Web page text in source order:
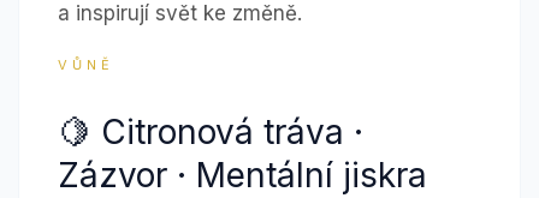
a inspirují svět ke změně.
VŮNĚ
🍋 Citronová tráva ·
Zázvor · Mentální jiskra